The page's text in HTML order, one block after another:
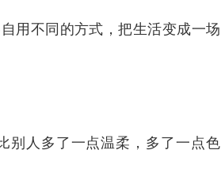
用不同的方式，把生活变成一场
别人多了一点温柔，多了一点色